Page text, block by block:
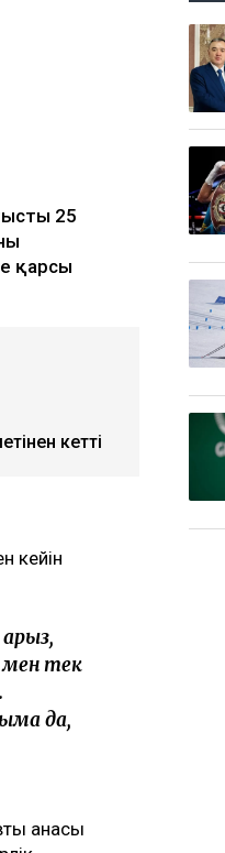
25
қарсы
кетті